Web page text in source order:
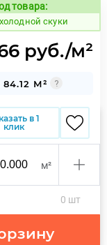
Код товара:
товара:
скуки
руб./м²
М²
в 1
клик
м²
0 шт